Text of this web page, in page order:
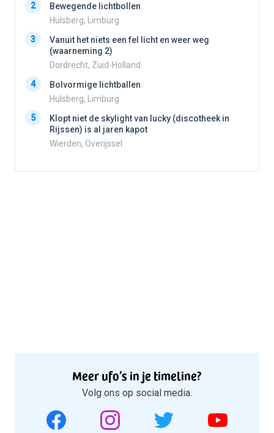
2
Bewegende lichtbollen
Hulsberg, Limburg
3
Vanuit het niets een fel licht en weer weg
(waarneming 2)
Dordrecht, Zuid-Holland
4
Bolvormige lichtballen
Hulsberg, Limburg
5
Klopt niet de skylight van lucky (discotheek in
Rijssen) is al jaren kapot
Wierden, Overijssel
Meer ufo’s in je timeline?
Volg ons op social media.